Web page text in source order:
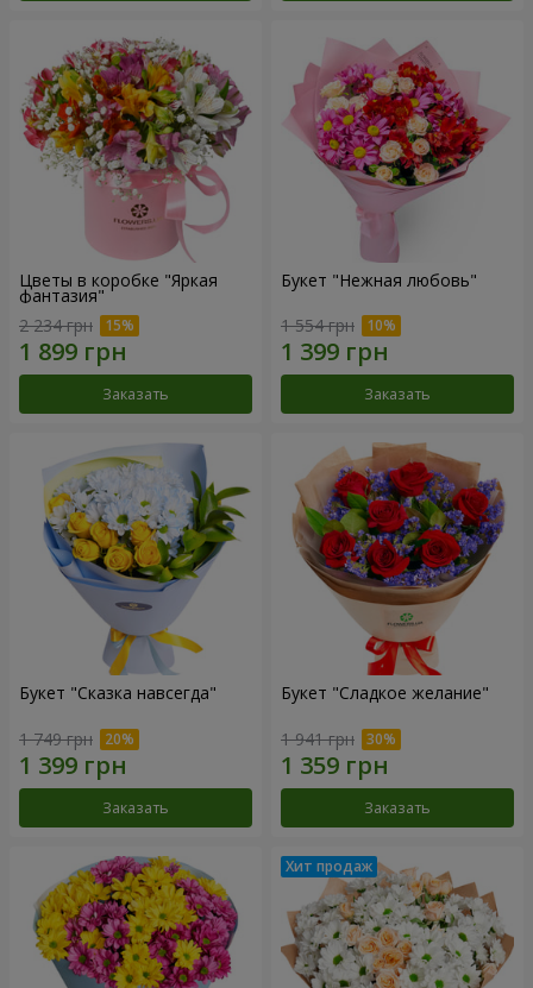
Цветы в коробке "Яркая
фантазия"
2 234 грн
Заказать
Букет "Нежная любовь"
1 554 грн
Заказать
Букет "Сказка навсегда"
1 749 грн
Заказать
Букет "Сладкое желание"
1 941 грн
Заказать